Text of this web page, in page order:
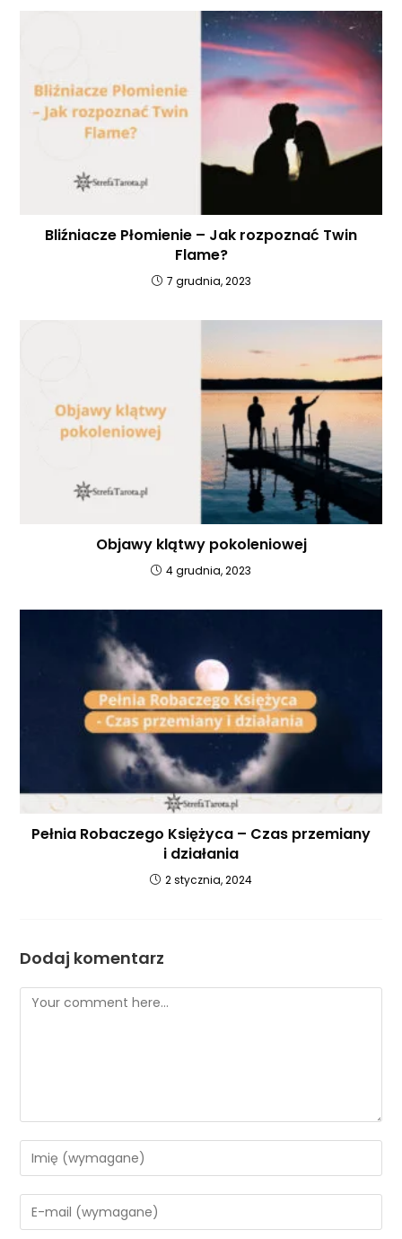
Bliźniacze Płomienie – Jak rozpoznać Twin
Flame?
7 grudnia, 2023
Objawy klątwy pokoleniowej
4 grudnia, 2023
Pełnia Robaczego Księżyca – Czas przemiany
i działania
2 stycznia, 2024
Dodaj komentarz
Comment
Enter
your
name
or
Enter
your